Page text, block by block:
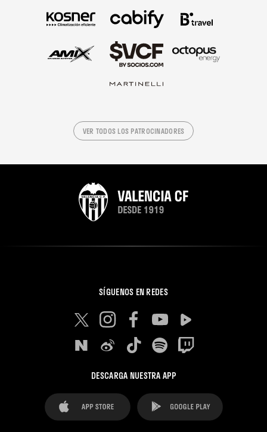
VER TODOS LOS PATROCINADORES
SÍGUENOS EN REDES
DESCARGA NUESTRA APP